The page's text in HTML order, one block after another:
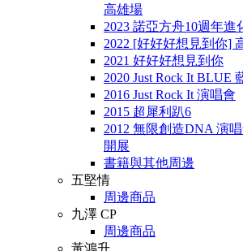
高雄場
2023 諾亞方舟10週年進
2022 [好好好想見到你]
2021 好好好想見到你
2020 Just Rock It BLUE
2016 Just Rock It 演唱會
2015 超犀利趴6
2012 無限創造DNA 演
開展
書籍與其他周邊
五堅情
周邊商品
九澤 CP
周邊商品
黃鴻升